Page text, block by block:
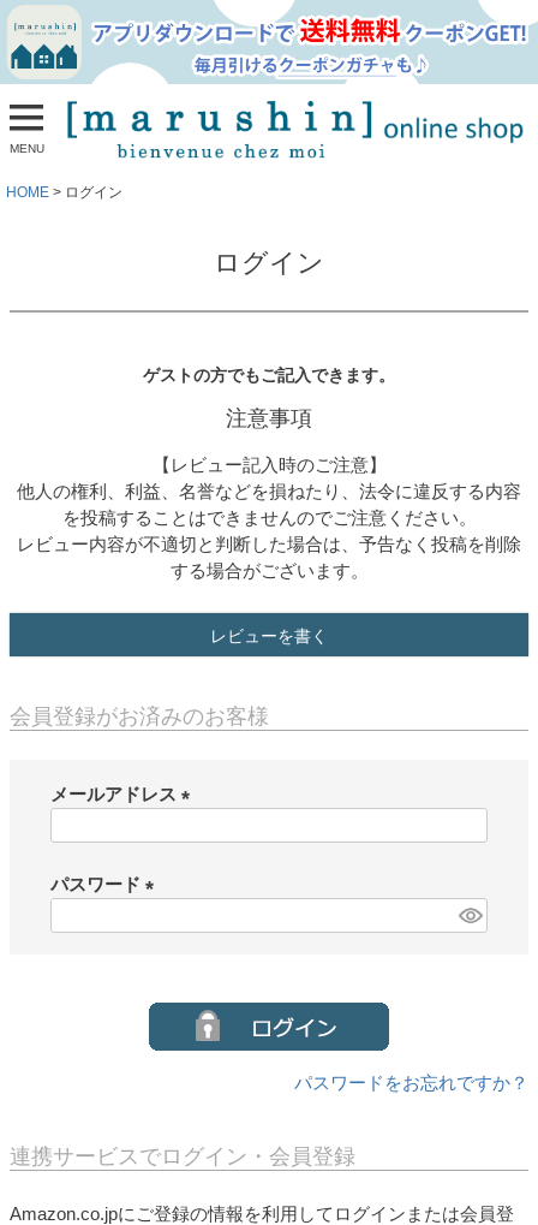
MENU
HOME ログイン
ログイン
ゲストの方でもご記入できます。
注意事項
【レビュー記入時のご注意】
他人の権利、利益、名誉などを損ねたり、法令に違反する内容
を投稿することはできませんのでご注意ください。
レビュー内容が不適切と判断した場合は、予告なく投稿を削除
する場合がございます。
レビューを書く
会員登録がお済みのお客様
メールアドレス
パスワード
パスワードをお忘れですか？
連携サービスでログイン・会員登録
Amazon.co.jpにご登録の情報を利用してログインまたは会員登